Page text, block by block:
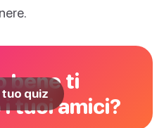
bene ti
tuoi amici?
tuo quiz